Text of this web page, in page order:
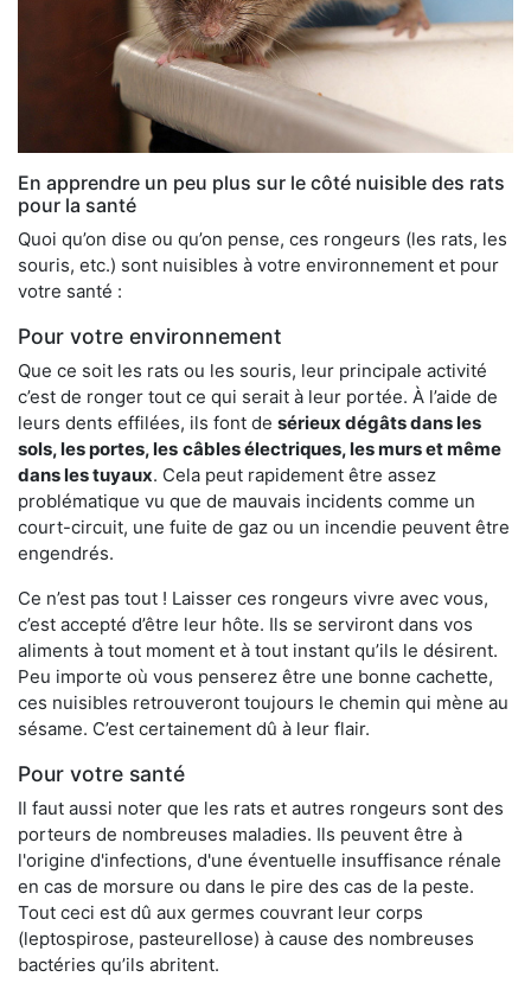
En apprendre un peu plus sur le côté nuisible des rats
pour la santé
Quoi qu’on dise ou qu’on pense, ces rongeurs (les rats, les
souris, etc.) sont nuisibles à votre environnement et pour
votre santé :
Pour votre environnement
Que ce soit les rats ou les souris, leur principale activité
c’est de ronger tout ce qui serait à leur portée. À l’aide de
leurs dents effilées, ils font de sérieux dégâts dans les
sols, les portes, les câbles électriques, les murs et même
dans les tuyaux. Cela peut rapidement être assez
problématique vu que de mauvais incidents comme un
court-circuit, une fuite de gaz ou un incendie peuvent être
engendrés.
Ce n’est pas tout ! Laisser ces rongeurs vivre avec vous,
c’est accepté d’être leur hôte. Ils se serviront dans vos
aliments à tout moment et à tout instant qu’ils le désirent.
Peu importe où vous penserez être une bonne cachette,
ces nuisibles retrouveront toujours le chemin qui mène au
sésame. C’est certainement dû à leur flair.
Pour votre santé
Il faut aussi noter que les rats et autres rongeurs sont des
porteurs de nombreuses maladies. Ils peuvent être à
l'origine d'infections, d'une éventuelle insuffisance rénale
en cas de morsure ou dans le pire des cas de la peste.
Tout ceci est dû aux germes couvrant leur corps
(leptospirose, pasteurellose) à cause des nombreuses
bactéries qu’ils abritent.